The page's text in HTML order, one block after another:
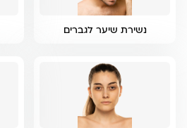
נשירת שיער לגברים